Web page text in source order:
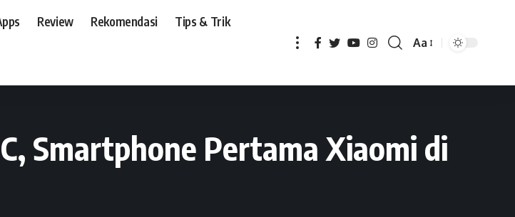
Review Rekomendasi Tips & Trik
Aa
Smartphone Pertama Xiaomi di